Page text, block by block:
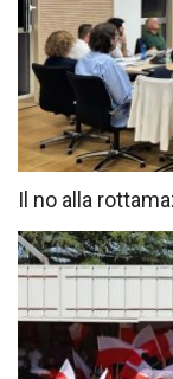
Il no alla